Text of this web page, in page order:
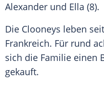
Alexander und Ella (8).
Die Clooneys leben
Frankreich. Für rund
sich die Familie einen
gekauft.